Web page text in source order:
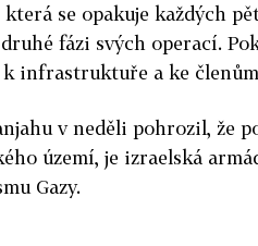
se opakuje každých
fázi svých operací.
infrastruktuře a ke členům
v neděli pohrozil, že
území, je izraelská
Gazy.